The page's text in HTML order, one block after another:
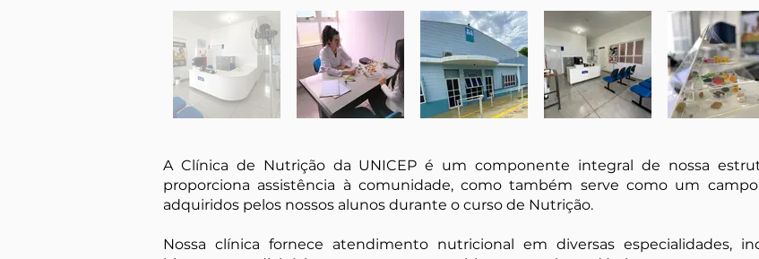
A Clínica de Nutrição da UNICEP é um componente integral de nossa
proporciona assistência à comunidade, como também serve como um
adquiridos pelos nossos alunos durante o curso de Nutrição.
Nossa clínica fornece atendimento nutricional em diversas especialidades,